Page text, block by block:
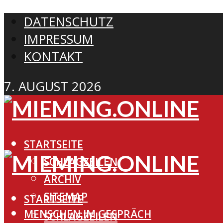
DATENSCHUTZ
IMPRESSUM
KONTAKT
7. AUGUST 2026
STARTSEITE
SCHLAGZEILEN
ARCHIV
SITEMAP
MENSCHEN IM GESPRÄCH
STARTSEITE
SCHLAGZEILEN